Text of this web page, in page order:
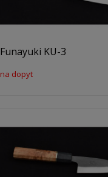
Funayuki KU-3
na dopyt